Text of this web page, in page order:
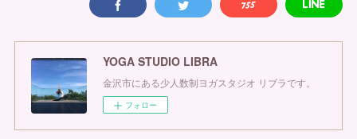
YOGA STUDIO LIBRA
金沢市にある少人数制ヨガスタジオ リブラです。
フォロー